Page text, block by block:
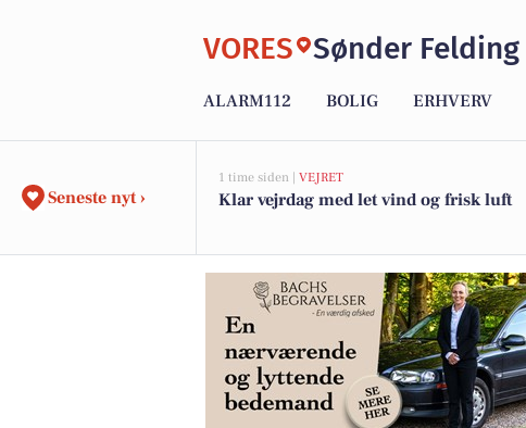
VORES Sønder Felding
ALARM112 BOLIG ERHVERV
Seneste nyt ›
1 time siden | VEJRET
Klar vejrdag med let vind og frisk luft